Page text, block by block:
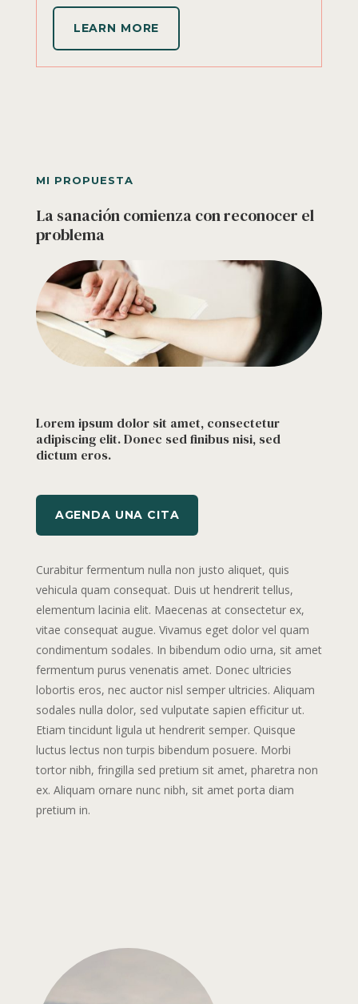
LEARN MORE
MI PROPUESTA
La sanación comienza con reconocer el
problema
Lorem ipsum dolor sit amet, consectetur
adipiscing elit. Donec sed finibus nisi, sed
dictum eros.
AGENDA UNA CITA
Curabitur fermentum nulla non justo aliquet, quis
vehicula quam consequat. Duis ut hendrerit tellus,
elementum lacinia elit. Maecenas at consectetur ex,
vitae consequat augue. Vivamus eget dolor vel quam
condimentum sodales. In bibendum odio urna, sit amet
fermentum purus venenatis amet. Donec ultricies
lobortis eros, nec auctor nisl semper ultricies. Aliquam
sodales nulla dolor, sed vulputate sapien efficitur ut.
Etiam tincidunt ligula ut hendrerit semper. Quisque
luctus lectus non turpis bibendum posuere. Morbi
tortor nibh, fringilla sed pretium sit amet, pharetra non
ex. Aliquam ornare nunc nibh, sit amet porta diam
pretium in.